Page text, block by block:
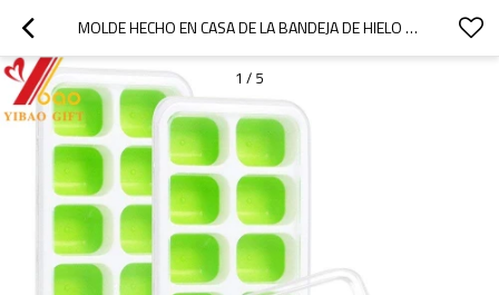
MOLDE HECHO EN CASA DE LA BANDEJA DE HIELO DE LA BANDEJA DEL CONGELADOR DE LA BANDEJA DEL CUBO DE HIELO DEL SILICÓN, ADUANA DE LA FÁBRICA
1 / 5